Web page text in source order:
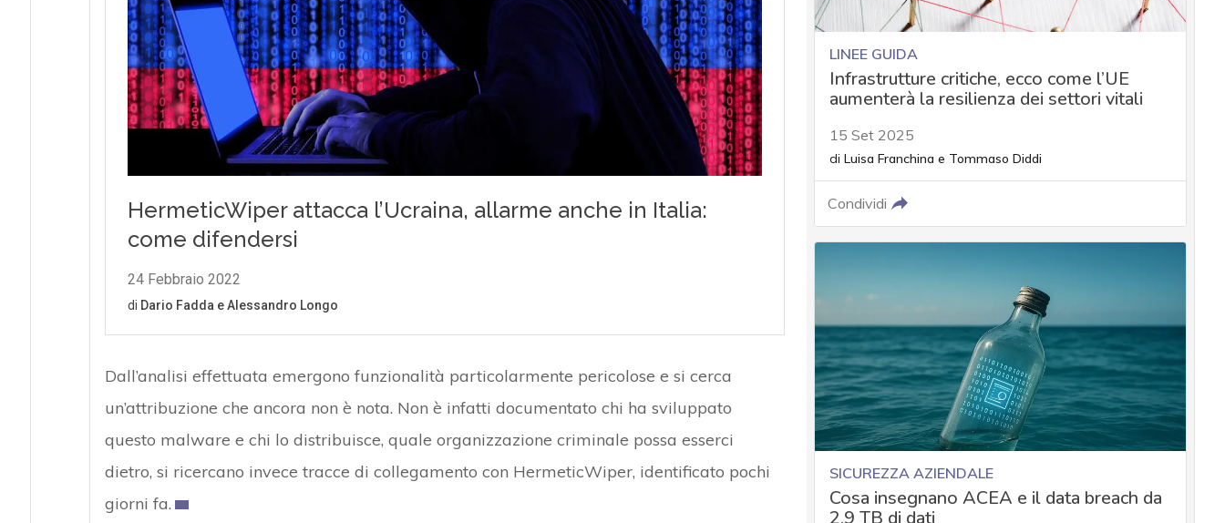
Dall’analisi effettuata emergono funzionalità particolarmente pericolose e si cerca
un’attribuzione che ancora non è nota. Non è infatti documentato chi ha sviluppato
questo malware e chi lo distribuisce, quale organizzazione criminale possa esserci
dietro, si ricercano invece tracce di collegamento con HermeticWiper, identificato pochi
giorni fa.
LINEE GUIDA
Infrastrutture critiche, ecco come l’UE
aumenterà la resilienza dei settori vitali
15 Set 2025
di Luisa Franchina e Tommaso Diddi
Condividi
SICUREZZA AZIENDALE
Cosa insegnano ACEA e il data breach da